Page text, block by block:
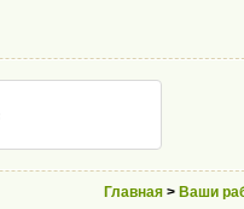
Главная > Ваши